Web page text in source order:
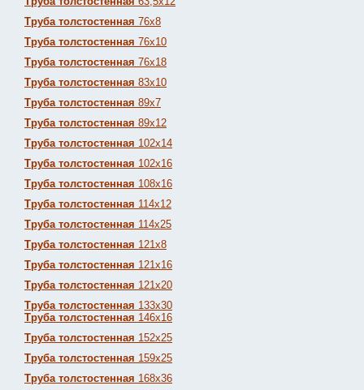
Труба толстостенная 76х8
Труба толстостенная 76х10
Труба толстостенная 76х18
Труба толстостенная 83х10
Труба толстостенная 89х7
Труба толстостенная 89х12
Труба толстостенная 102х14
Труба толстостенная 102х16
Труба толстостенная 108х16
Труба толстостенная 114х12
Труба толстостенная 114х25
Труба толстостенная 121х8
Труба толстостенная 121х16
Труба толстостенная 121х20
Труба толстостенная 133х30
Труба толстостенная 146х16
Труба толстостенная 152х25
Труба толстостенная 159х25
Труба толстостенная 168х36